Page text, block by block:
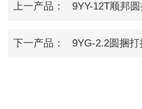
上一产品： 9YY-12T顺邦
下一产品： 9YG-2.2圆捆打